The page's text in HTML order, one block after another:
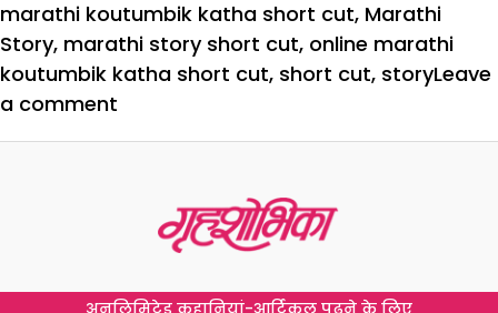
marathi koutumbik katha short cut, Marathi
Story, marathi story short cut, online marathi
koutumbik katha short cut, short cut, storyLeave
a comment
अनलिमिटेड कहानियां-आर्टिकल पढ़ने के लिए